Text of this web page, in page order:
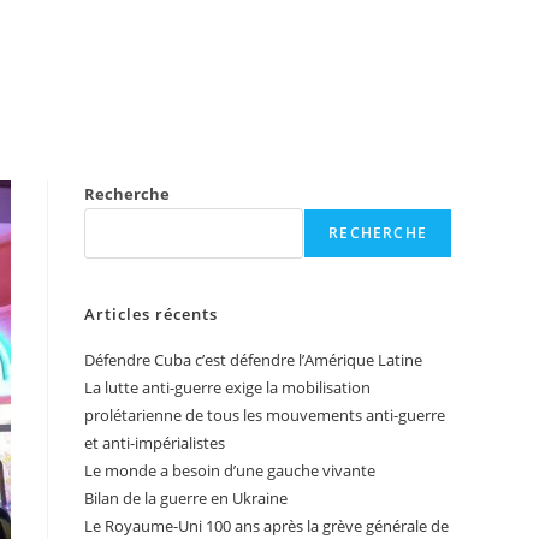
Recherche
RECHERCHE
Articles récents
Défendre Cuba c’est défendre l’Amérique Latine
La lutte anti-guerre exige la mobilisation
prolétarienne de tous les mouvements anti-guerre
et anti-impérialistes
Le monde a besoin d’une gauche vivante
Bilan de la guerre en Ukraine
Le Royaume-Uni 100 ans après la grève générale de